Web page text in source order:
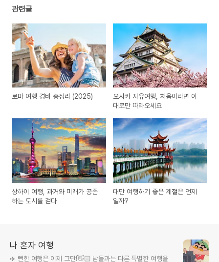
관련글
로마 여행 경비 총정리 (2025)
오사카 자유여행, 처음이라면 이
대로만 따라오세요
상하이 여행, 과거와 미래가 공존
하는 도시를 걷다
대만 여행하기 좋은 계절은 언제
일까?
나 혼자 여행
✈️ 뻔한 여행은 이제 그만!👋🏻 남들과는 다른 특별한 여행을